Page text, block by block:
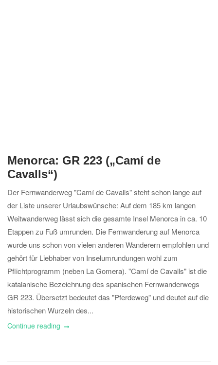
Menorca: GR 223 („Camí de
Cavalls“)
Der Fernwanderweg "Camí de Cavalls" steht schon lange auf
der Liste unserer Urlaubswünsche: Auf dem 185 km langen
Weitwanderweg lässt sich die gesamte Insel Menorca in ca. 10
Etappen zu Fuß umrunden. Die Fernwanderung auf Menorca
wurde uns schon von vielen anderen Wanderern empfohlen und
gehört für Liebhaber von Inselumrundungen wohl zum
Pflichtprogramm (neben La Gomera). "Camí de Cavalls" ist die
katalanische Bezeichnung des spanischen Fernwanderwegs
GR 223. Übersetzt bedeutet das "Pferdeweg" und deutet auf die
historischen Wurzeln des...
Continue reading